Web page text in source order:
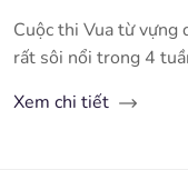
Cuộc thi Vua từ vựng
rất sôi nổi trong 4
Xem chi tiết